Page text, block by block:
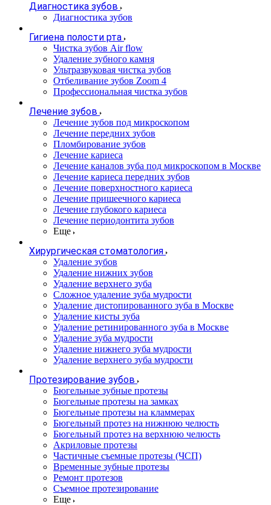
Диагностика зубов
Диагностика зубов
Гигиена полости рта
Чистка зубов Air flow
Удаление зубного камня
Ультразвуковая чистка зубов
Отбеливание зубов Zoom 4
Профессиональная чистка зубов
Лечение зубов
Лечение зубов под микроскопом
Лечение передних зубов
Пломбирование зубов
Лечение кариеса
Лечение каналов зуба под микроскопом в Москве
Лечение кариеса передних зубов
Лечение поверхностного кариеса
Лечение пришеечного кариеса
Лечение глубокого кариеса
Лечение периодонтита зубов
Еще
Хирургическая стоматология
Удаление зубов
Удаление нижних зубов
Удаление верхнего зуба
Сложное удаление зуба мудрости
Удаление дистопированного зуба в Москве
Удаление кисты зуба
Удаление ретинированного зуба в Москве
Удаление зуба мудрости
Удаление нижнего зуба мудрости
Удаление верхнего зуба мудрости
Протезирование зубов
Бюгельные зубные протезы
Бюгельные протезы на замках
Бюгельные протезы на кламмерах
Бюгельный протез на нижнюю челюсть
Бюгельный протез на верхнюю челюсть
Акриловые протезы
Частичные съемные протезы (ЧСП)
Временные зубные протезы
Ремонт протезов
Съемное протезирование
Еще